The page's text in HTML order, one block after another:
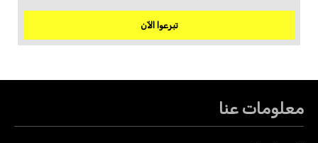
تبرعوا الآن
معلومات عنا